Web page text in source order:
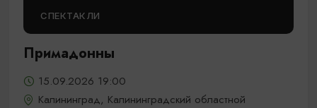
СПЕКТАКЛИ
Примадонны
15.09.2026 19:00
Калининград, Калининградский областной